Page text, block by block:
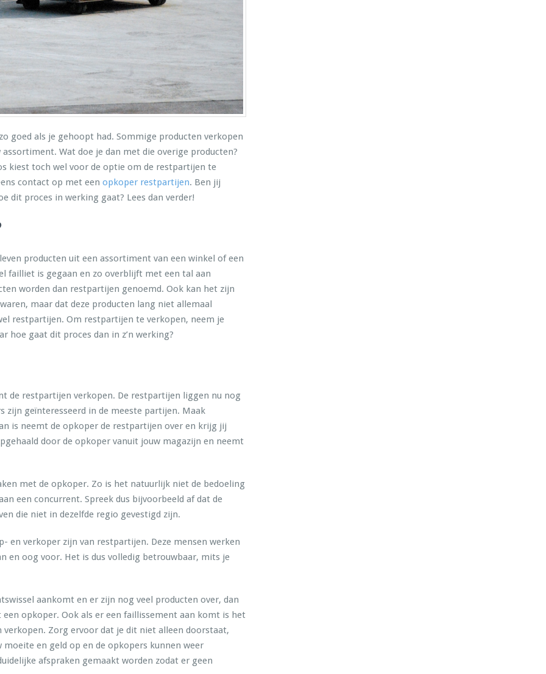
goed als je gehoopt had. Sommige producten verkopen
Wat doe je dan met die overige producten?
kiest toch wel voor de optie om de restpartijen te
contact op met een opkoper restpartijen. Ben jij
dit proces in werking gaat? Lees dan verder!
producten uit een assortiment van een winkel of een
failliet is gegaan en zo overblijft met een tal aan
worden dan restpartijen genoemd. Ook kan het zijn
maar dat deze producten lang niet allemaal
restpartijen. Om restpartijen te verkopen, neem je
gaat dit proces dan in z’n werking?
de restpartijen verkopen. De restpartijen liggen nu nog
zijn geïnteresseerd in de meeste partijen. Maak
is neemt de opkoper de restpartijen over en krijg jij
door de opkoper vanuit jouw magazijn en neemt
met de opkoper. Zo is het natuurlijk niet de bedoeling
een concurrent. Spreek dus bijvoorbeeld af dat de
die niet in dezelfde regio gevestigd zijn.
en verkoper zijn van restpartijen. Deze mensen werken
en oog voor. Het is dus volledig betrouwbaar, mits je
aankomt en er zijn nog veel producten over, dan
opkoper. Ook als er een faillissement aan komt is het
Zorg ervoor dat je dit niet alleen doorstaat,
en geld op en de opkopers kunnen weer
afspraken gemaakt worden zodat er geen